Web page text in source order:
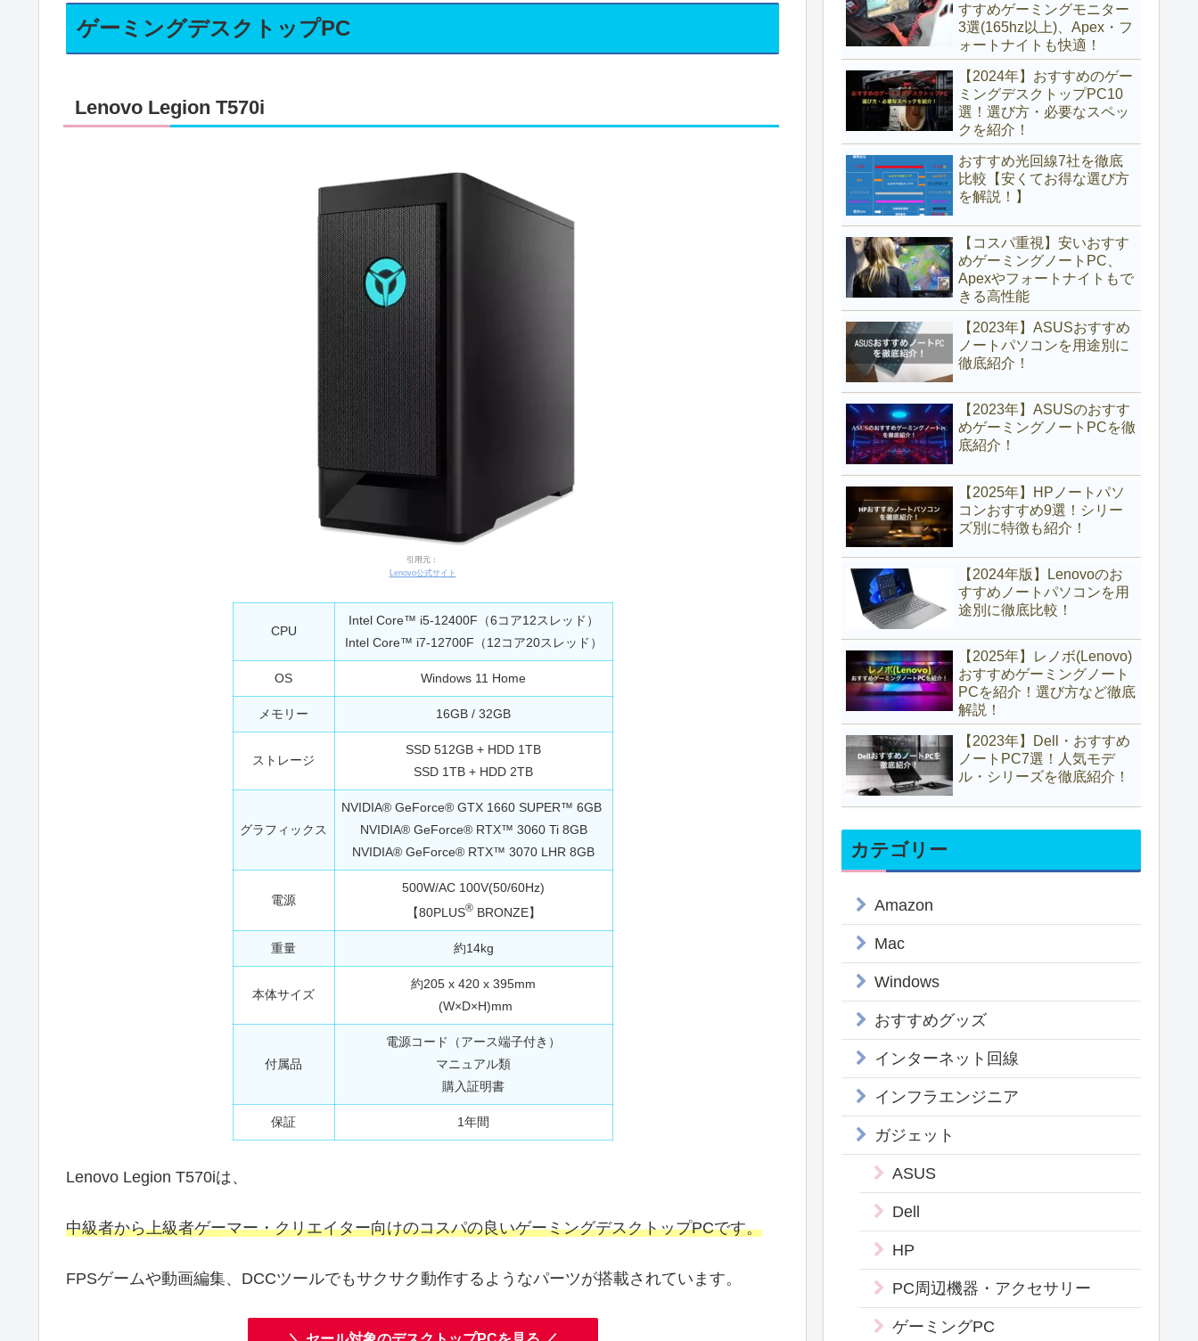
ゲーミングデスクトップPC
Lenovo Legion T570i
引用元：
Lenovo公式サイト
CPU
Intel Core™ i5-12400F（6コア12スレッド）
Intel Core™ i7-12700F（12コア20スレッド）
OS Windows 11 Home
メモリー 16GB / 32GB
ストレージ
SSD 512GB + HDD 1TB
SSD 1TB + HDD 2TB
グラフィックス
NVIDIA® GeForce® GTX 1660 SUPER™ 6GB
NVIDIA® GeForce® RTX™ 3060 Ti 8GB
NVIDIA® GeForce® RTX™ 3070 LHR 8GB
電源
500W/AC 100V(50/60Hz)
【80PLUS®BRONZE】
重量 約‎‎14kg
本体サイズ
約205 x 420 x 395mm
(W×D×H)mm
付属品
電源コード（アース端子付き）
マニュアル類
購入証明書
保証 1年間
Lenovo Legion T570iは、
中級者から上級者ゲーマー・クリエイター向けのコスパの良いゲーミングデスクトップPCです。
FPSゲームや動画編集、DCCツールでもサクサク動作するようなパーツが搭載されています。
すすめゲーミングモニター
3選(165hz以上)、Apex・フ
ォートナイトも快適！
【2024年】おすすめのゲー
ミングデスクトップPC10
選！選び方・必要なスペッ
クを紹介！
おすすめ光回線7社を徹底
比較【安くてお得な選び方
を解説！】
【コスパ重視】安いおすす
めゲーミングノートPC、
Apexやフォートナイトもで
きる高性能
【2023年】ASUSおすすめ
ノートパソコンを用途別に
徹底紹介！
【2023年】ASUSのおすす
めゲーミングノートPCを徹
底紹介！
【2025年】HPノートパソ
コンおすすめ9選！シリー
ズ別に特徴も紹介！
【2024年版】Lenovoのお
すすめノートパソコンを用
途別に徹底比較！
【2025年】レノボ(Lenovo)
おすすめゲーミングノート
PCを紹介！選び方など徹底
解説！
【2023年】Dell・おすすめ
ノートPC7選！人気モデ
ル・シリーズを徹底紹介！
カテゴリー
Amazon
Mac
Windows
おすすめグッズ
インターネット回線
インフラエンジニア
ガジェット
ASUS
Dell
HP
PC周辺機器・アクセサリー
ゲーミングPC